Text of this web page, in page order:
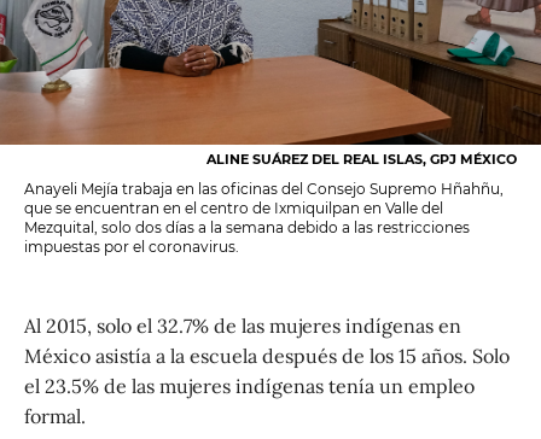
ALINE SUÁREZ DEL REAL ISLAS, GPJ MÉXICO
Anayeli Mejía trabaja en las oficinas del Consejo Supremo Hñahñu,
que se encuentran en el centro de Ixmiquilpan en Valle del
Mezquital, solo dos días a la semana debido a las restricciones
impuestas por el coronavirus.
Al 2015, solo el 32.7% de las mujeres indígenas en
México asistía a la escuela después de los 15 años. Solo
el 23.5% de las mujeres indígenas tenía un empleo
formal.